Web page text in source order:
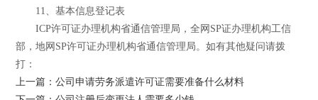
11、基本信息登记表
ICP许可证办理机构省通信管理局，全网SP证办理机构工信
部，地网SP许可证办理机构省通信管理局。如有其他疑问请拨
打：
上一篇：公司申请劳务派遣许可证需要准备什么材料